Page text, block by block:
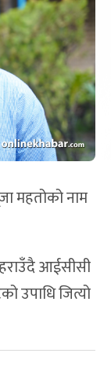
महतोको नाम
आईसीसी
उपाधि जित्यो